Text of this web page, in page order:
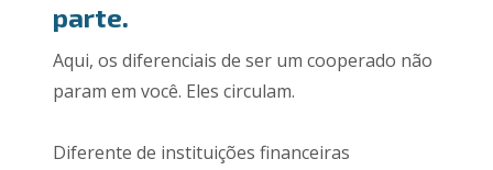
parte.
Aqui, os diferenciais de ser um cooperado não
param em você. Eles circulam.
Diferente de instituições financeiras